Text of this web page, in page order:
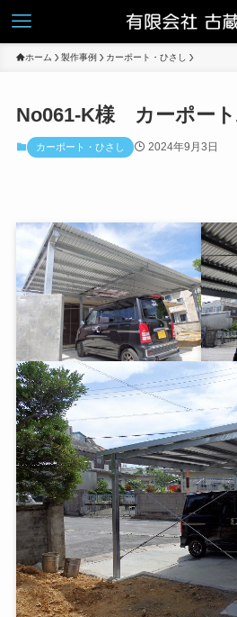
ホーム 製作事例 カーポート・ひさし
No061-K様 カーポー
カーポート・ひさし 2024年9月3日